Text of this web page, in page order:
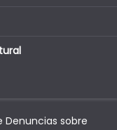
Denuncias sobre